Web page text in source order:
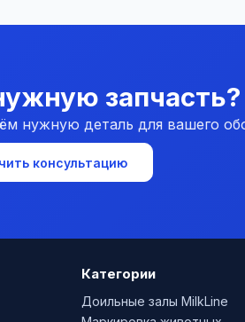
запчасть?
нужную деталь для вашего
консультацию
Категории
Доильные залы MilkLine